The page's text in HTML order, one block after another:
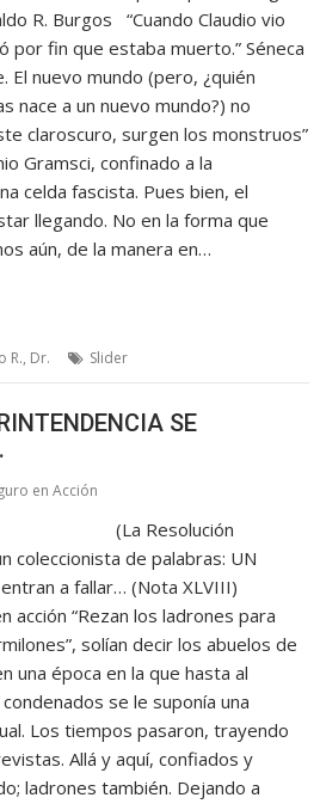
R. Burgos “Cuando Claudio vio
por fin que estaba muerto.” Séneca
El nuevo mundo (pero, ¿quién
nace a un nuevo mundo?) no
claroscuro, surgen los monstruos”
Gramsci, confinado a la
celda fascista. Pues bien, el
llegando. No en la forma que
aún, de la manera en…
R., Dr. Slider
SE
en Acción
(La Resolución
coleccionista de palabras: UN
a fallar… (Nota XLVIII)
acción “Rezan los ladrones para
solían decir los abuelos de
una época en la que hasta al
se le suponía una
Los tiempos pasaron, trayendo
Allá y aquí, confiados y
ladrones también. Dejando a